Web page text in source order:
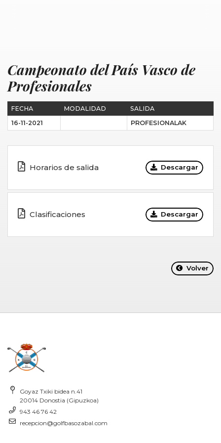
Campeonato del País Vasco de
Profesionales
FECHA MODALIDAD
SALIDA
16-11-2021
PROFESIONALAK
Horarios de salida Descargar
Clasificaciones Descargar
Volver
Goyaz Txiki bidea n.41
20014 Donostia (Gipuzkoa)
943 46 76 42
recepcion@golfbasozabal.com